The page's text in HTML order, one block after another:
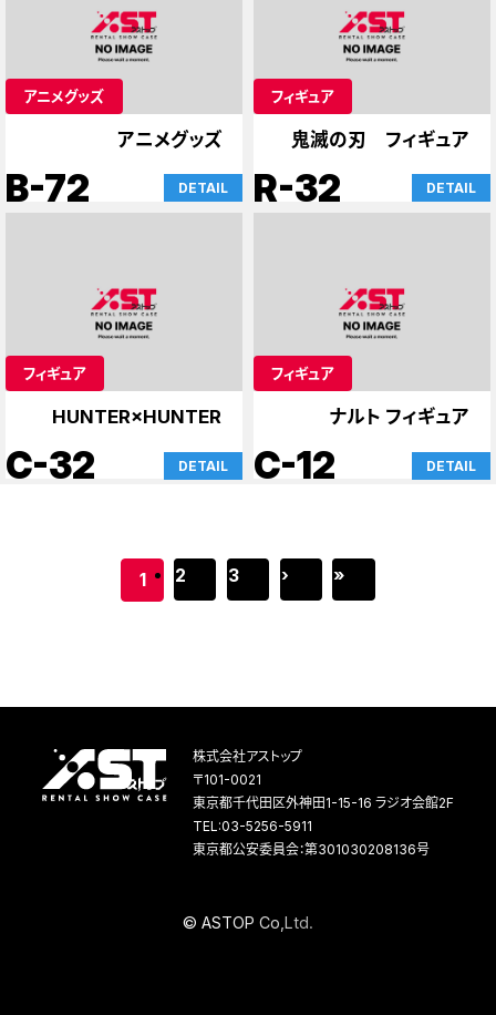
アニメグッズ
アニメグッズ
B-72 DETAIL
フィギュア
鬼滅の刃 フィギュア
R-32 DETAIL
フィギュア
HUNTER×HUNTER
C-32 DETAIL
フィギュア
ナルト フィギュア
C-12 DETAIL
1 2 3 › »
株式会社アストップ
〒101-0021
東京都千代田区外神田1-15-16 ラジオ会館2F
TEL:03-5256-5911
東京都公安委員会：第301030208136号
© ASTOP Co Ltd.